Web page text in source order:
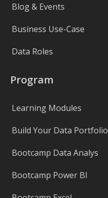
Blog & Events
Business Use-Case
Data Roles
Program
Learning Modules
Build Your Data Portfolio
Bootcamp Data Analys
Bootcamp Power BI